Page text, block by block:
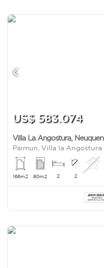
US$ 583.074
Villa La Angostura, Neuquen
Paimun, Villa la Angostura
166m2 80m2 2 2